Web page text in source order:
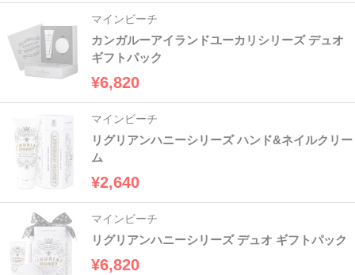
マインビーチ
カンガルーアイランドユーカリシリーズ デュオ
ギフトパック
¥6,820
マインビーチ
リグリアンハニーシリーズ ハンド&ネイルクリー
ム
¥2,640
マインビーチ
リグリアンハニーシリーズ デュオ ギフトパック
¥6,820